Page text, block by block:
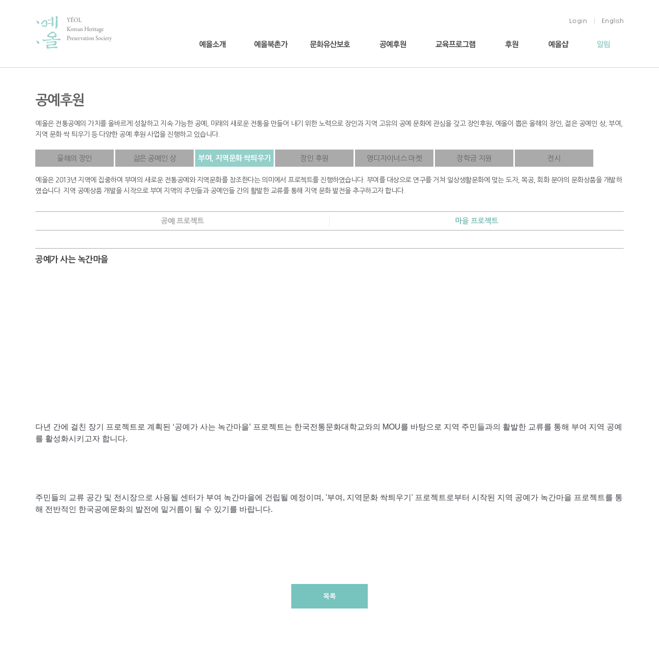
Login English
공예후원
예올은 전통공예의 가치를 올바르게 성찰하고 지속 가능한 공예, 미래의 새로운 전통을 만들어 내기 위한 노력으로 장인과 지역 고유의 공예 문화에 관심을 갖고 장인후원, 예올이 뽑은 올해의 장인, 젊은 공예인 상, 부여,
지역 문화 싹 틔우기 등 다양한 공예 후원 사업을 진행하고 있습니다.
올해의 장인 젊은 공예인 상 부여, 지역문화 싹틔우기 장인 후원 영디자이너스 마켓 장학금 지원 전시
예올은 2013년 지역에 집중하여 부여의 새로운 전통공예와 지역문화를 창조한다는 의미에서 프로젝트를 진행하였습니다. 부여를 대상으로 연구를 거쳐 일상생활문화에 맞는 도자, 목공, 회화 분야의 문화상품을 개발하
였습니다. 지역 공예상품 개발을 시작으로 부여 지역의 주민들과 공예인들 간의 활발한 교류를 통해 지역 문화 발전을 추구하고자 합니다.
공예 프로젝트 마을 프로젝트
공예가 사는 녹간마을
다년 간에 걸친 장기 프로젝트로 계획된 ‘공예가 사는 녹간마을’ 프로젝트는 한국전통문화대학교와의 MOU를 바탕으로 지역 주민들과의 활발한 교류를 통해 부여 지역 공예
를 활성화시키고자 합니다.
주민들의 교류 공간 및 전시장으로 사용될 센터가 부여 녹간마을에 건립될 예정이며, '부여, 지역문화 싹틔우기' 프로젝트로부터 시작된 지역 공예가 녹간마을 프로젝트를 통
해 전반적인 한국공예문화의 발전에 밑거름이 될 수 있기를 바랍니다.
목록